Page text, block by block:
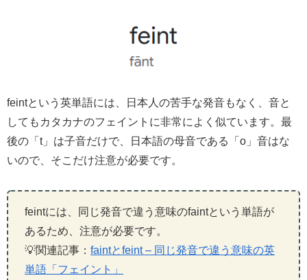
feintという英単語には、日本人の苦手な発音もなく、音と
してもカタカナのフェイントに非常によく似ています。最
後の「t」は子音だけで、日本語の母音である「o」音はな
いので、そこだけ注意が必要です。
feintには、同じ発音で違う意味のfaintという単語が
あるため、注意が必要です。
💡関連記事： faintとfeint – 同じ発音で違う意味の英
単語「フェイント」